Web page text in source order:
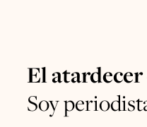
El
Soy